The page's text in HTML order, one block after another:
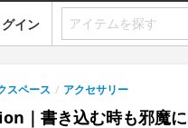
グイン
スペース / アクセサリー
｜書き込む時も邪魔